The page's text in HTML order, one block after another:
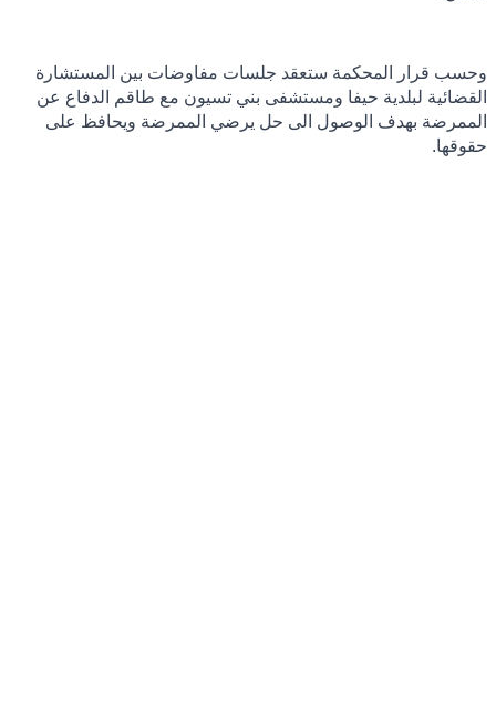
وحسب قرار المحكمة ستعقد جلسات مفاوضات بين المستشارة
القضائية لبلدية حيفا ومستشفى بني تسيون مع طاقم الدفاع عن
الممرضة بهدف الوصول الى حل يرضي الممرضة ويحافظ على
حقوقها.